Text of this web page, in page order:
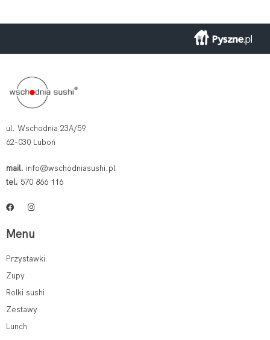
ul. Wschodnia 23A/59
62-030 Luboń
mail. info@wschodniasushi.pl
tel. 570 866 116
Menu
Przystawki
Zupy
Rolki sushi
Zestawy
Lunch